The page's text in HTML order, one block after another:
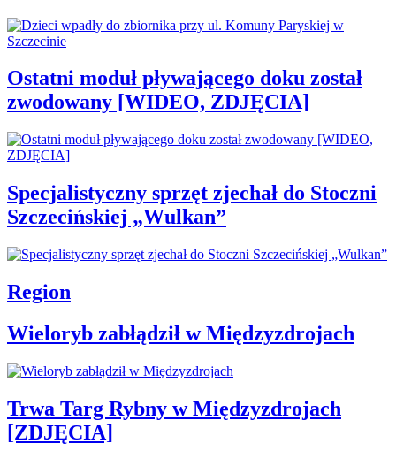
Ostatni moduł pływającego doku został
zwodowany [WIDEO, ZDJĘCIA]
Specjalistyczny sprzęt zjechał do Stoczni
Szczecińskiej „Wulkan”
Region
Wieloryb zabłądził w Międzyzdrojach
Trwa Targ Rybny w Międzyzdrojach
[ZDJĘCIA]